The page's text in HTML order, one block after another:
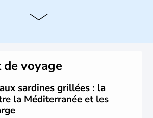
moins de 19 ans. La musique
pays, originaire des régions les plus à
est l’un des plats traditionnels les
de voyage
sardines grillées : la
la Méditerranée et les